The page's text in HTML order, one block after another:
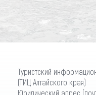
Туристский
(ТИЦ Алтайского края)
Юридический адрес